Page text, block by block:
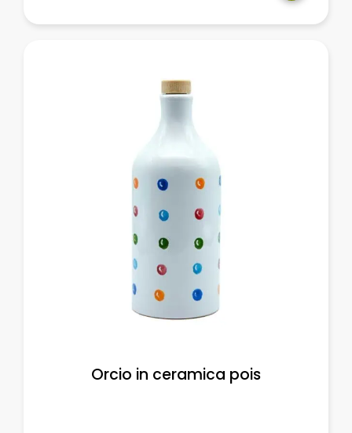
Orcio in ceramica pois